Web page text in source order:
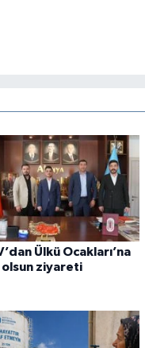
Ülkü Ocakları’na
olsun ziyareti